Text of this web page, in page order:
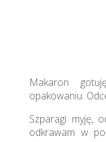
Makaron
opakowaniu.
Szparagi myję,
odkrawam w